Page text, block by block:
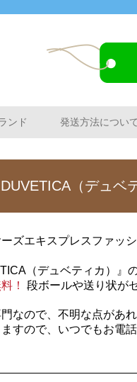
ンド 発送方法につい
DUVETICA（デュベ
ズエキスプレスファッ
（デュベティカ）』
！ 段ボールや送り状が
なので、不明な点があ
すので、いつでもお電